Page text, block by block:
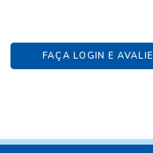
FAÇA LOGIN E AVALIE